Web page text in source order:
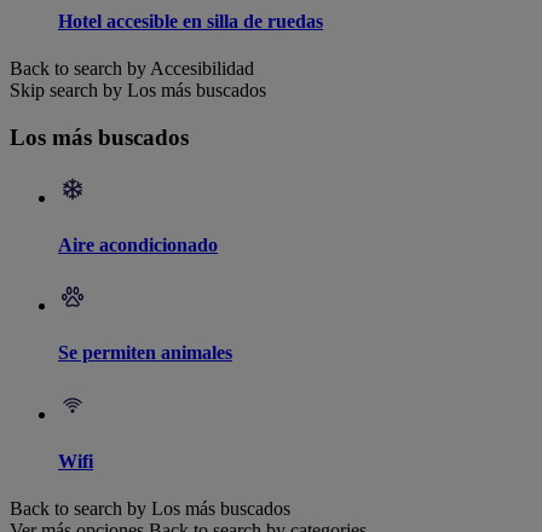
Hotel accesible en silla de ruedas
Back to search by Accesibilidad
Skip search by Los más buscados
Los más buscados
Aire acondicionado
Se permiten animales
Wifi
Back to search by Los más buscados